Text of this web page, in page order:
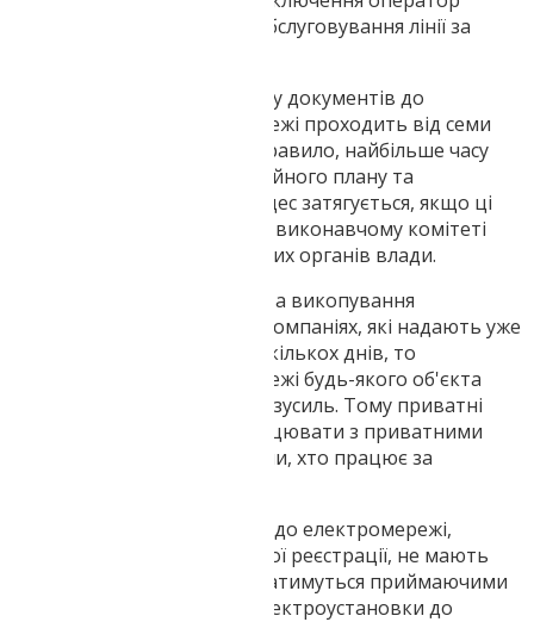
зобов'язується проводити обслуговування лінії за
Найчастіше від початку збору документів до
підключення до електромережі проходить від семи
робочих днів та довше. Як правило, найбільше часу
забирає оформлення ситуаційного плану та
викопування. Особливо процес затягується, якщо ці
документи оформлюються у виконавчому комітеті
міських, сільських чи селищних органів влади.
Але якщо ситуаційний план та викопування
замовляються у приватних компаніях, які надають уже
готові документи протягом кількох днів, то
підключення до електромережі будь-якого об'єкта
знадобиться мінімум часу та зусиль. Тому приватні
особи і намагаються співпрацювати з приватними
компаніями, але тільки з тими, хто працює за
Документи для підключення до електромережі,
складені фірмою без офіційної реєстрації, не мають
юридичної сили і не розглядатимуться приймаючими
рішення про підключення електроустановки до